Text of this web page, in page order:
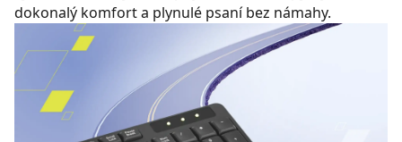
dokonalý komfort a plynulé psaní bez námahy.